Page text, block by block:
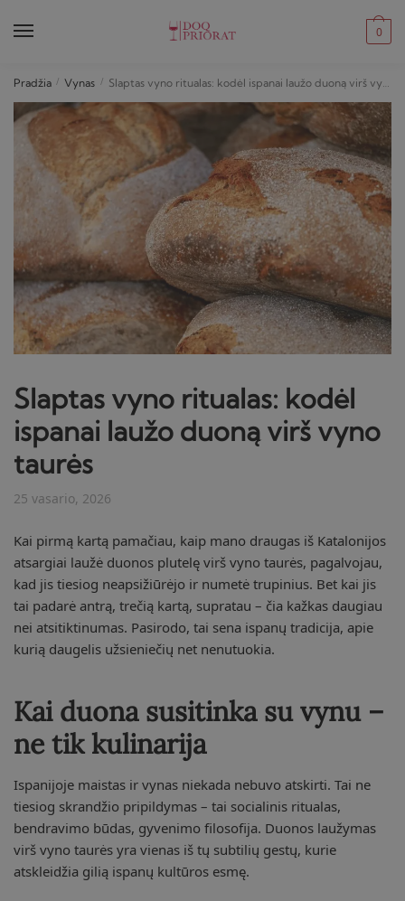
0
Pradžia / Vynas / Slaptas vyno ritualas: kodėl ispanai laužo duoną virš vyno taurės
Slaptas vyno ritualas: kodėl
ispanai laužo duoną virš vyno
taurės
25 vasario, 2026
Kai pirmą kartą pamačiau, kaip mano draugas iš Katalonijos
atsargiai laužė duonos plutelę virš vyno taurės, pagalvojau,
kad jis tiesiog neapsižiūrėjo ir numetė trupinius. Bet kai jis
tai padarė antrą, trečią kartą, supratau – čia kažkas daugiau
nei atsitiktinumas. Pasirodo, tai sena ispanų tradicija, apie
kurią daugelis užsieniečių net nenutuokia.
Kai duona susitinka su vynu –
ne tik kulinarija
Ispanijoje maistas ir vynas niekada nebuvo atskirti. Tai ne
tiesiog skrandžio pripildymas – tai socialinis ritualas,
bendravimo būdas, gyvenimo filosofija. Duonos laužymas
virš vyno taurės yra vienas iš tų subtilių gestų, kurie
atskleidžia gilią ispanų kultūros esmę.